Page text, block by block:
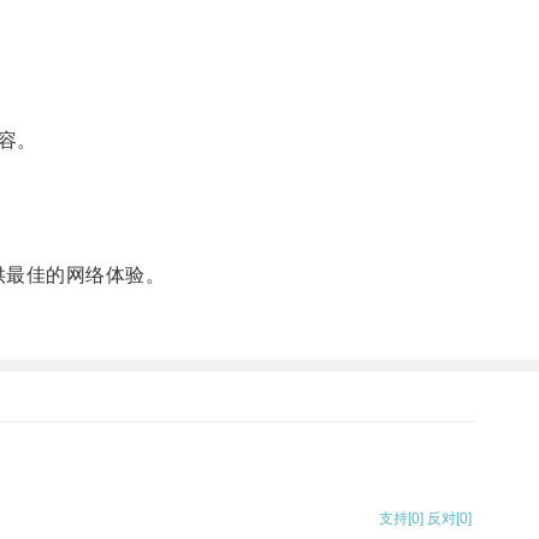
。
佳的网络体验。
支持[0] 反对[0]